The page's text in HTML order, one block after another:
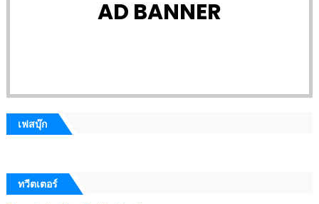
AD BANNER
เฟสบุ๊ก
ทวีตเตอร์